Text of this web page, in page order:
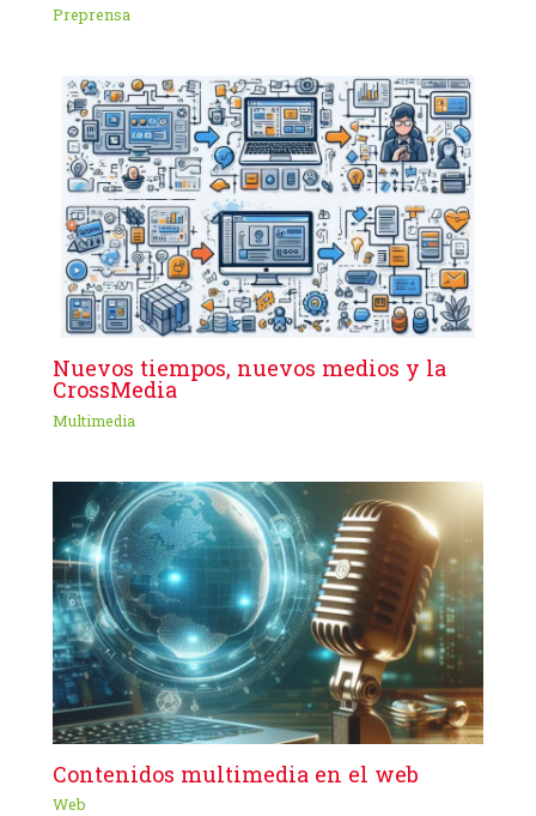
Preprensa
Nuevos tiempos, nuevos medios y la
CrossMedia
Multimedia
Contenidos multimedia en el web
Web